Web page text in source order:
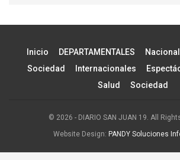
Inicio DEPARTAMENTALES
Sociedad
Internacionales
Salud
Sociedad
© 2026 - DIARIO SAN JUAN 19. All
Website Design: PANDY Soluciones